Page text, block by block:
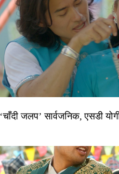
जलप’ सार्वजनिक, एसडी